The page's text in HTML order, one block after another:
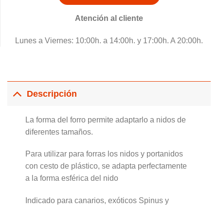
Atención al cliente
Lunes a Viernes: 10:00h. a 14:00h. y 17:00h. A 20:00h.
Descripción
La forma del forro permite adaptarlo a nidos de
diferentes tamaños.
Para utilizar para forras los nidos y portanidos
con cesto de plástico, se adapta perfectamente
a la forma esférica del nido
Indicado para canarios, exóticos Spinus y